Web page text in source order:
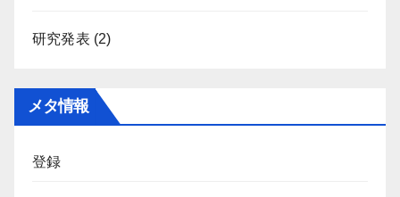
研究発表 (2)
メタ情報
登録